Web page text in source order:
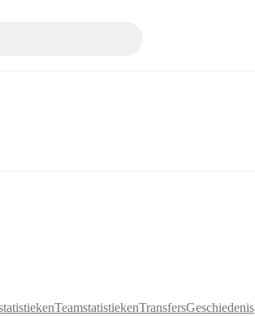
TeamstatistiekenTransfersGeschiedenis